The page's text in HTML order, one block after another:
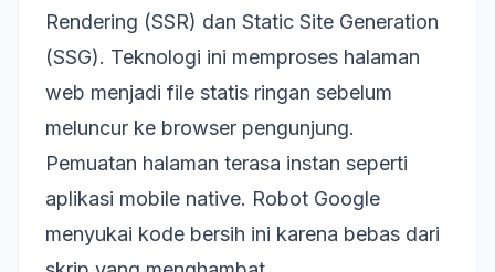
Rendering (SSR) dan Static Site Generation
(SSG). Teknologi ini memproses halaman
web menjadi file statis ringan sebelum
meluncur ke browser pengunjung.
Pemuatan halaman terasa instan seperti
aplikasi mobile native. Robot Google
menyukai kode bersih ini karena bebas dari